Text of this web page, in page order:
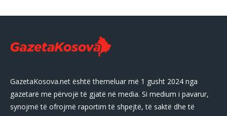
GazetaKosova.net është themeluar më 1 gusht 2024 nga
gazetarë me përvojë të gjatë në media. Si medium i pavarur,
synojmë të ofrojmë raportim të shpejtë, të saktë dhe të